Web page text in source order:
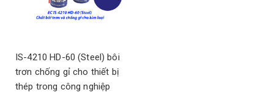
IS-4210 HD-60 (Steel) bôi
trơn chống gỉ cho thiết bị
thép trong công nghiệp